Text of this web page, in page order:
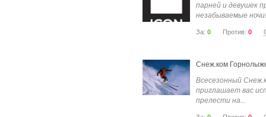
парней и девушек
незабываемые
За: 0 Против: 0
Снеж.ком
Всесезонный
приглашает вас
прелести на...